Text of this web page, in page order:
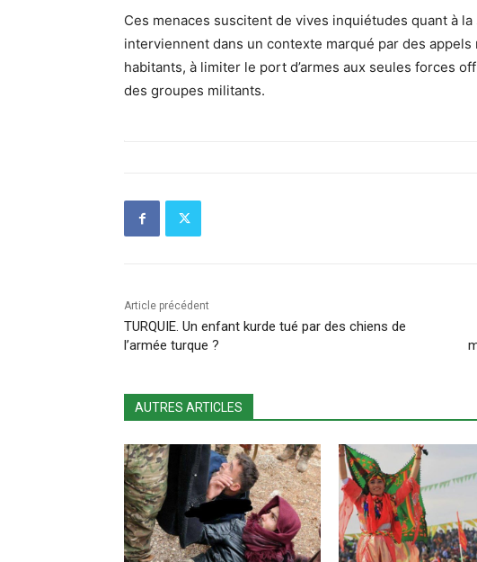
Ces menaces suscitent de vives inquiétudes quant à
interviennent dans un contexte marqué par des
habitants, à limiter le port d’armes aux seules forces
des groupes militants.
Article précédent
TURQUIE. Un enfant kurde tué par des chiens de
l’armée turque ?
AUTRES ARTICLES